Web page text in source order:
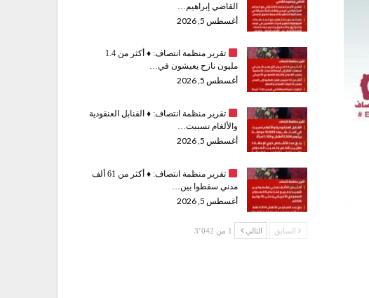
القاضي إبراهيم…
أغسطس 5, 2026
تقرير منظمة انتصاف: ♦️
أكثر من 1.4
مليون نازح يعيشون في…
أغسطس 5, 2026
تقرير منظمة انتصاف: ♦️القنابل العنقودية
والألغام تسببت…
أغسطس 5, 2026
تقرير منظمة انتصاف: ♦️
أكثر من 61 ألف
مدني سقطوا بين…
أغسطس 5, 2026
السابق التالي 1 من 3٬042